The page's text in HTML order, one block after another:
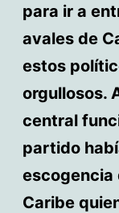
para ir a
avales de
estos
orgullosos.
central
partido
escogencia
Caribe